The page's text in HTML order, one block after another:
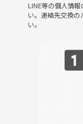
LINE等の個人情
い。連絡先交換の
い。